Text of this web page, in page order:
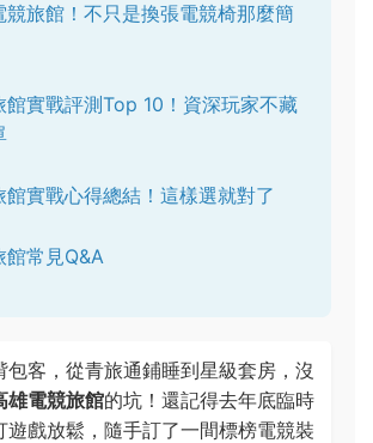
競旅館！不只是換張電競椅那麼簡
館實戰評測Top 10！資深玩家不藏
館實戰心得總結！這樣選就對了
館常見Q&A
包客，從青旅通鋪睡到星級套房，沒
雄電競旅館的坑！還記得去年底臨時
遊戲放鬆，隨手訂了一間標榜電競裝